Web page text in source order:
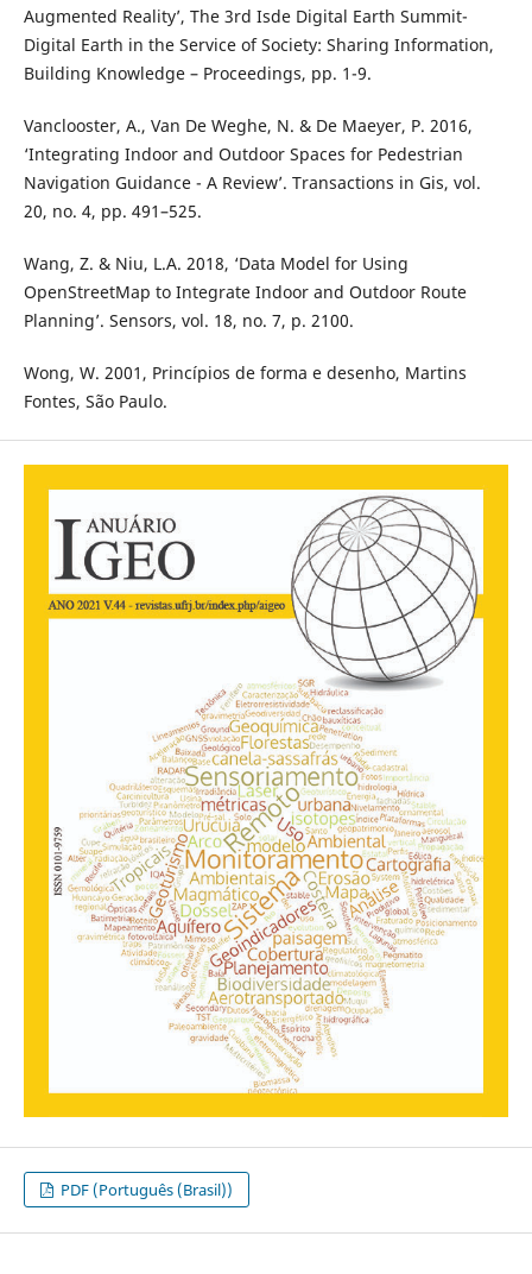
Augmented Reality’, The 3rd Isde Digital Earth Summit-
Digital Earth in the Service of Society: Sharing Information,
Building Knowledge – Proceedings, pp. 1-9.
Vanclooster, A., Van De Weghe, N. & De Maeyer, P. 2016,
‘Integrating Indoor and Outdoor Spaces for Pedestrian
Navigation Guidance - A Review’. Transactions in Gis, vol.
20, no. 4, pp. 491–525.
Wang, Z. & Niu, L.A. 2018, ‘Data Model for Using
OpenStreetMap to Integrate Indoor and Outdoor Route
Planning’. Sensors, vol. 18, no. 7, p. 2100.
Wong, W. 2001, Princípios de forma e desenho, Martins
Fontes, São Paulo.
PDF (Português (Brasil))